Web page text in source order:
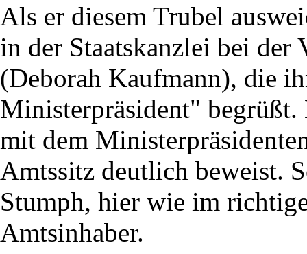
Als er diesem Trubel
in der Staatskanzlei bei der
(Deborah Kaufmann), die
Ministerpräsident"
mit dem
Amtssitz deutlich beweist.
Stumph, hier wie im
Amtsinhaber.